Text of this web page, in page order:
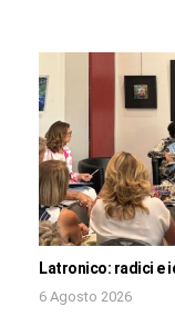
Latronico: radici e
6 Agosto 2026